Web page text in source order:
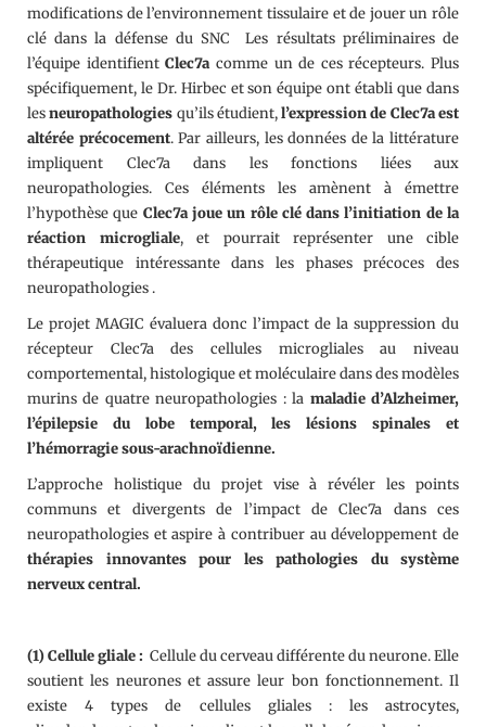
modifications de l’environnement tissulaire et de jouer un rôle
clé dans la défense du SNC Les résultats préliminaires de
l’équipe identifientClec7acomme un de ces récepteurs. Plus
spécifiquement, le Dr. Hirbec et son équipe ont établi que dans
lesneuropathologies qu’ils étudient,l’expression de Clec7a est
altérée précocement. Par ailleurs, les données de la littérature
impliquent Clec7a dans les fonctions liées aux
neuropathologies. Ces éléments les amènent à émettre
l’hypothèse que Clec7a joue un rôle clé dans l’initiation de la
réaction microgliale, et pourrait représenter une cible
thérapeutique intéressante dans les phases précoces des
neuropathologies .
Le projet MAGIC évaluera donc l’impact de la suppression du
récepteur Clec7a des cellules microgliales au niveau
comportemental, histologique et moléculaire dans des modèles
murins de quatre neuropathologies : la maladie d’Alzheimer,
l’épilepsie du lobe temporal, les lésions spinales et
l’hémorragie sous-arachnoïdienne.
L’approche holistique du projet vise à révéler les points
communs et divergents de l’impact de Clec7a dans ces
neuropathologies et aspire à contribuer au développement de
thérapies innovantes pour les pathologies du système
nerveux central.
(1) Cellule gliale : Cellule du cerveau différente du neurone. Elle
soutient les neurones et assure leur bon fonctionnement. Il
existe 4 types de cellules gliales : les astrocytes,